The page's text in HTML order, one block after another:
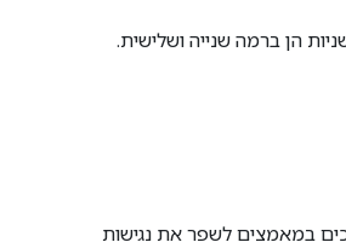
במאמצים לשפר את נגישות